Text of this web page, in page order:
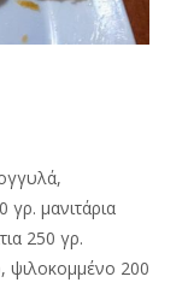
γρ. μανιτάρια
250 γρ.
ψιλοκομμένο 200